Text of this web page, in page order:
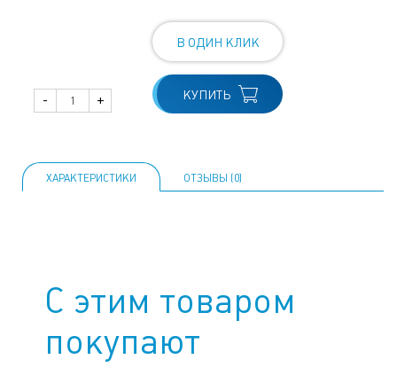
- +
В ОДИН КЛИК
КУПИТЬ
ХАРАКТЕРИСТИКИ ОТЗЫВЫ (0)
С этим товаром
покупают